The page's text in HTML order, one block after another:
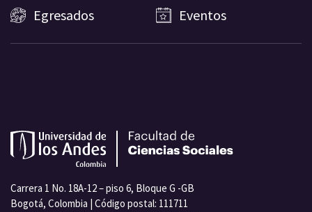
Egresados
Eventos
Carrera 1 No. 18A-12 – piso 6, Bloque G -GB
Bogotá, Colombia | Código postal: 111711